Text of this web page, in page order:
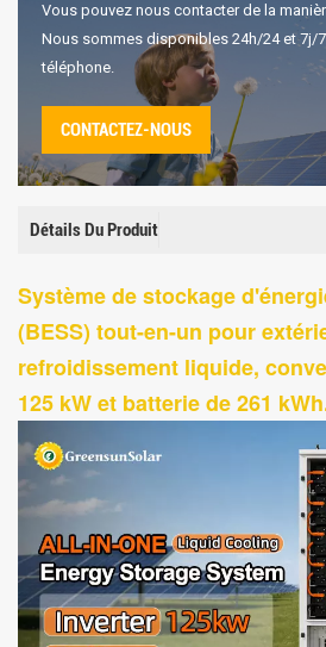
Vous pouvez nous contacter de la
Nous sommes disponibles 24h/24 et 7j/
téléphone.
CONTACTEZ-NOUS
Détails Du Produit
Système de stockage
(BESS) tout-en-un pour
refroidissement liquide,
125 kW et batterie de 261